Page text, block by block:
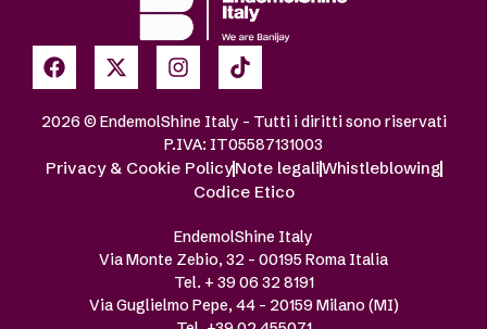
2026 © EndemolShine Italy – Tutti i diritti sono riservati
P.IVA: IT05587131003
Privacy & Cookie PolicyNote legaliWhistleblowing
Codice Etico
EndemolShine Italy
Via Monte Zebio, 32 – 00195 Roma Italia
Tel. + 39 06 32 8191
Via Guglielmo Pepe, 44 – 20159 Milano (MI)